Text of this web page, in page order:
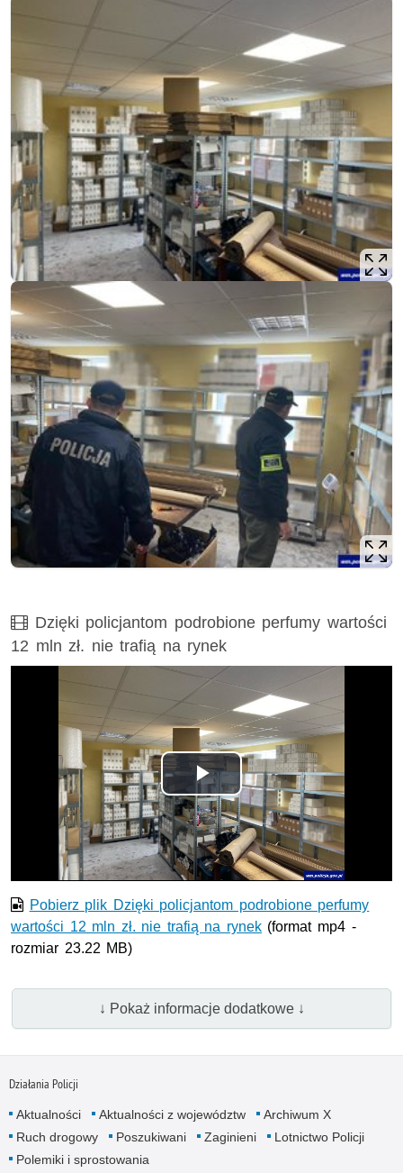
Film
Dzięki policjantom podrobione perfumy wartości
12 mln zł. nie trafią na rynek
Odtwórz
wideo
Pobierz plik Dzięki policjantom podrobione perfumy
wartości 12 mln zł. nie trafią na rynek(format mp4 -
rozmiar 23.22 MB)
↓ Pokaż informacje dodatkowe ↓
Działania Policji
Aktualności Aktualności z województw
Archiwum X
Ruch drogowy
Poszukiwani Zaginieni
Lotnictwo Policji
Polemiki i sprostowania